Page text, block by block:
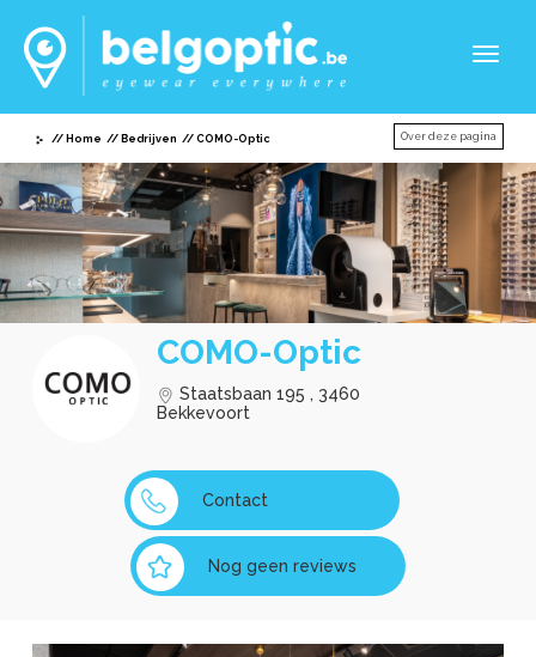
Home Bedrijven COMO-Optic Over deze pagina
COMO-Optic
Staatsbaan 195 , 3460
Bekkevoort
Contact
Nog geen reviews